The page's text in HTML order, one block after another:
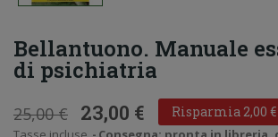
Bellantuono. Manuale
di psichiatria
25,00 € 23,00 € Risparmia 2,00 €